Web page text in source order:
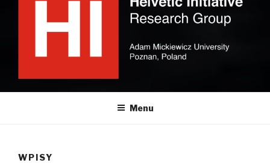
INICJATYWA HELWECKA
Konfederacją Szwajcarską oraz integrację środowisk naukowych
Menu
WPISY